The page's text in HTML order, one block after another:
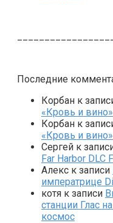
Последние
Корбан к
«Кровь и вино»
Корбан к
«Кровь и вино»
Сергей к
Far Harbor DLC
Алекс к записи
императрице
котя к записи
станции Глас
космос